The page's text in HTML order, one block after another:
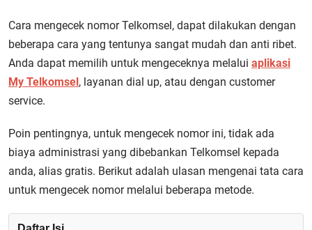
Cara mengecek nomor Telkomsel, dapat dilakukan dengan
beberapa cara yang tentunya sangat mudah dan anti ribet.
Anda dapat memilih untuk mengeceknya melalui aplikasi
My Telkomsel, layanan dial up, atau dengan customer
service.
Poin pentingnya, untuk mengecek nomor ini, tidak ada
biaya administrasi yang dibebankan Telkomsel kepada
anda, alias gratis. Berikut adalah ulasan mengenai tata cara
untuk mengecek nomor melalui beberapa metode.